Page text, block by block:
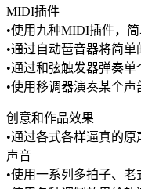
MIDI插件
•使用九种MIDI插件，
•通过自动琶音器将简
•通过和弦触发器弹奏
•使用移调器演奏某个
创意和作品效果
•通过各式各样逼真的
声音
•使用一系列多拍子、